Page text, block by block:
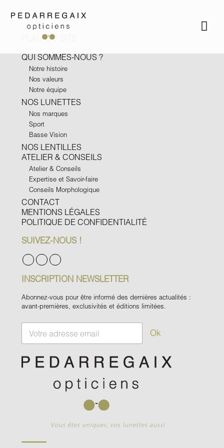
PLAN DU SITE
QUI SOMMES-NOUS ?
Notre histoire
Nos valeurs
Notre équipe
NOS LUNETTES
Nos marques
Sport
Basse Vision
NOS LENTILLES
ATELIER & CONSEILS
Atelier & Conseils
Expertise et Savoir-faire
Conseils Morphologique
CONTACT
MENTIONS LÉGALES
POLITIQUE DE CONFIDENTIALITÉ
SUIVEZ-NOUS !
INSCRIPTION NEWSLETTER
Abonnez-vous pour être informé des dernières actualités :
avant-premières, exclusivités et éditions limitées.
E
a
i
Ok
Vous êtes uniques, vos lunettes aussi